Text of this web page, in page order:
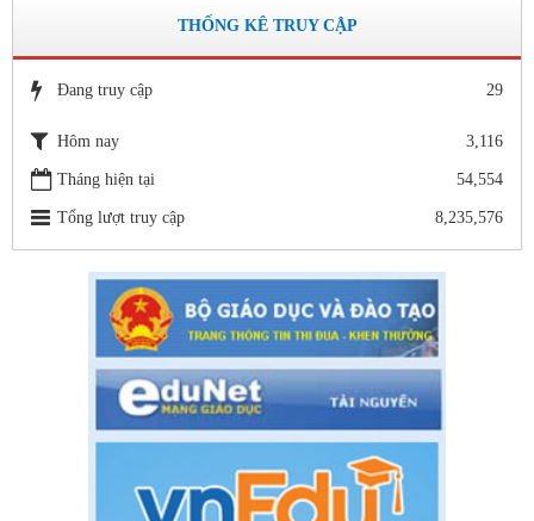
QUYẾT ĐỊNH Về việc ban hành thực hiện Quy chế dân chủ
Thời gian đăng: 11/06/2020
Kế hoạch tuyển sinh vào các trường MN, TH, THCS năm học
2020 - 2021.
lượt xem: 5156 | lượt tải:1265
1663/SGDĐT- QLT ngày 29/5/202
Hướng dẫn tuyển sinh lớp 1, lớp 6, lớp 10 trong khuôn khổ
Chương trình song ngữ, tăng cường tiếng Pháp năm học 2020-
Thời gian đăng: 26/06/2020
lượt xem: 4187 | lượt tải:757
Số: 05 /KHCM - THVY NGÀY 10/9&
KẾ HOẠCH BỒI DƯỠNG VÀ PHÁT TRIỂN ĐỘI NGŨ NĂM
THỐNG KÊ TRUY CẬP
Đang truy cập 29
Hôm nay 3,116
Tháng hiện tại 54,554
Tổng lượt truy cập 8,235,576